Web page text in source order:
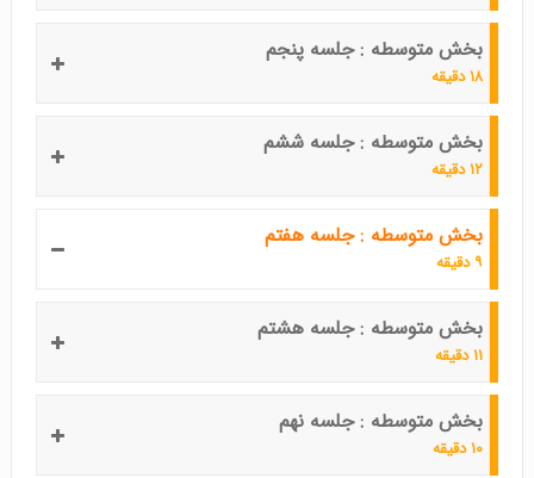
بخش متوسطه : جلسه پنجم
۱۸ دقیقه
بخش متوسطه : جلسه ششم
۱۲ دقیقه
بخش متوسطه : جلسه هفتم
۹ دقیقه
بخش متوسطه : جلسه هشتم
۱۱ دقیقه
بخش متوسطه : جلسه نهم
۱۰ دقیقه